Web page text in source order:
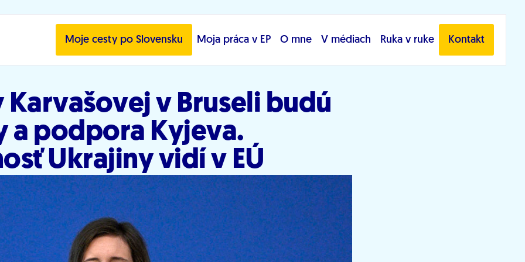
Moje cesty po Slovensku Moja práca v EP O mne V médiach Ruka v ruke Kontakt
v Bruseli budú
a podpora Kyjeva.
Ukrajiny vidí v EÚ